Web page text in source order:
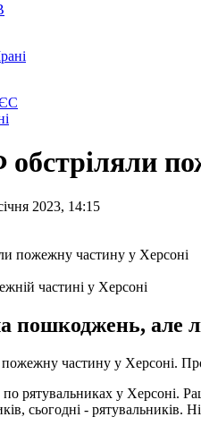
2023, 14:15
частині у Херсоні
пошкоджень, але
пожежну частину у Херсоні.
по рятувальниках у Херсоні.
сьогодні -